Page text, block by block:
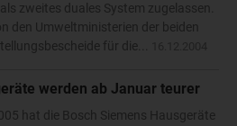
zweites duales System zugelassen.
den Umweltministerien der beiden
für die...
werden ab Januar teurer
hat die Bosch Siemens Hausgeräte